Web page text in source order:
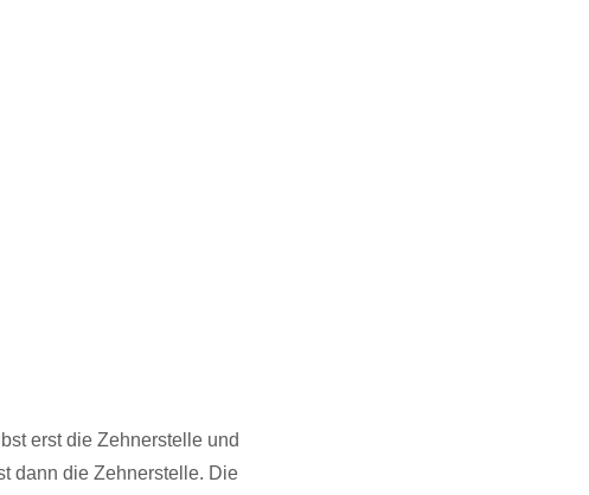
erst die Zehnerstelle und
dann die Zehnerstelle. Die